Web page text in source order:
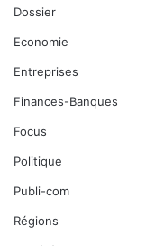
Dossier
Economie
Entreprises
Finances-Banques
Focus
Politique
Publi-com
Régions